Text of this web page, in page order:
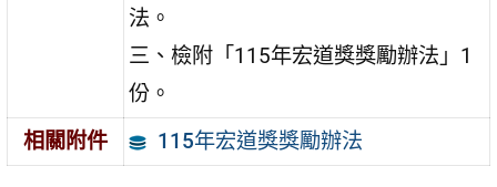
法。
三、檢附「115年宏道獎獎勵辦法」1
份。
相關附件
115年宏道獎獎勵辦法